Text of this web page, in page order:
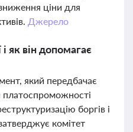
ціни для
Джерело
як він допомагає
який передбачає
платоспроможності
боргів і
комітет